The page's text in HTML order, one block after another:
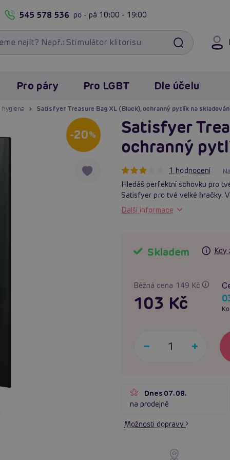
545 578 536 po - pá 10:00 - 19:00
Pro páry Pro LGBT Dle účelu
Satisfyer Treasure Bag XL (Black), ochranný pytlík na
-20%
Satisfyer
ochranný
1 hodnocení
Hledáš perfektní schovku pro
Satisfyer pro tvé velké hračky.
Další informace
Skladem Kdy
Běžná cena 149 Kč
103 Kč
Dnes 07.08.
na prodejně
Možnosti dopravy